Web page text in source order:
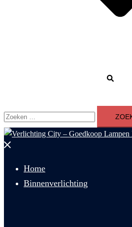
Zoeken
naar:
Menu
Home
Binnenverlichting